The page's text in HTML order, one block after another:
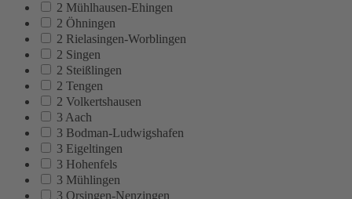
2 Mühlhausen-Ehingen
2 Öhningen
2 Rielasingen-Worblingen
2 Singen
2 Steißlingen
2 Tengen
2 Volkertshausen
3 Aach
3 Bodman-Ludwigshafen
3 Eigeltingen
3 Hohenfels
3 Mühlingen
3 Orsingen-Nenzingen